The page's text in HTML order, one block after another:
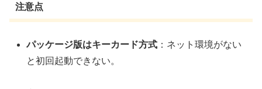
注意点
パッケージ版はキーカード方式 ：ネット環境がない
と初回起動できない。